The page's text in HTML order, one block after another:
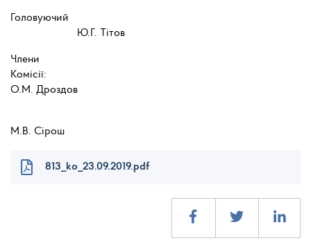
Головуючий
Ю.Г. Тітов
Члени
О.М. Дроздов
М.В. Сірош
813_ko_23.09.2019.pdf